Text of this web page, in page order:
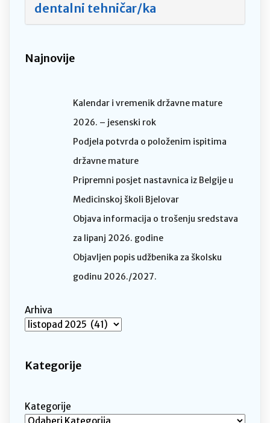
dentalni tehničar/ka
Najnovije
Kalendar i vremenik državne mature
2026. – jesenski rok
Podjela potvrda o položenim ispitima
državne mature
Pripremni posjet nastavnica iz Belgije u
Medicinskoj školi Bjelovar
Objava informacija o trošenju sredstava
za lipanj 2026. godine
Objavljen popis udžbenika za školsku
godinu 2026./2027.
Arhiva
Kategorije
Kategorije